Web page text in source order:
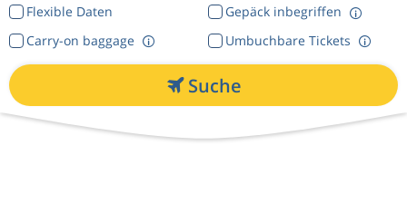
Flexible Daten
Gepäck inbegriffen
Umbuchbare Tickets
Carry-on baggage
Suche